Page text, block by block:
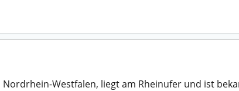
Westfalen, liegt am Rheinufer und ist